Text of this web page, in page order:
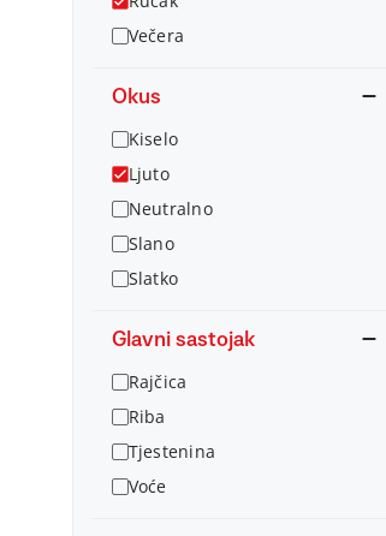
Večera
Okus
Kiselo
Ljuto
Neutralno
Slano
Slatko
Glavni sastojak
Rajčica
Riba
Tjestenina
Voće